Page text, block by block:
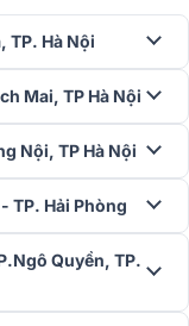
nâng cấp cấu trúc
một buồng độc đáo
midrange nhằm tối ưu
thiết kế không có
tạo nên từ gỗ bần
TP. Hà Nội
Mai, TP Hà Nội
Nội, TP Hà Nội
TP. Hải Phòng
Quyền, TP.